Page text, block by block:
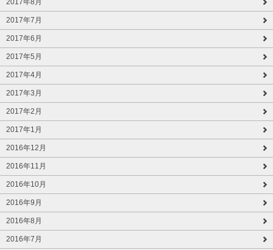
2017年8月
2017年7月
2017年6月
2017年5月
2017年4月
2017年3月
2017年2月
2017年1月
2016年12月
2016年11月
2016年10月
2016年9月
2016年8月
2016年7月